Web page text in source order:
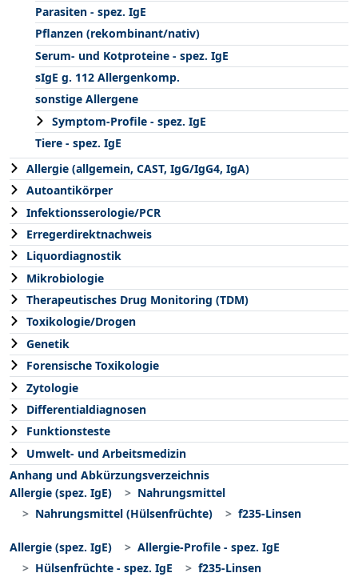
Parasiten - spez. IgE
Pflanzen (rekombinant/nativ)
Serum- und Kotproteine - spez. IgE
sIgE g. 112 Allergenkomp.
sonstige Allergene
Symptom-Profile - spez. IgE
Tiere - spez. IgE
Allergie (allgemein, CAST, IgG/IgG4, IgA)
Autoantikörper
Infektionsserologie/PCR
Erregerdirektnachweis
Liquordiagnostik
Mikrobiologie
Therapeutisches Drug Monitoring (TDM)
Toxikologie/Drogen
Genetik
Forensische Toxikologie
Zytologie
Differentialdiagnosen
Funktionsteste
Umwelt- und Arbeitsmedizin
Anhang und Abkürzungsverzeichnis
Allergie (spez. IgE)
Nahrungsmittel
Nahrungsmittel (Hülsenfrüchte)
f235-Linsen
Allergie (spez. IgE)
Allergie-Profile - spez. IgE
Hülsenfrüchte - spez. IgE
f235-Linsen